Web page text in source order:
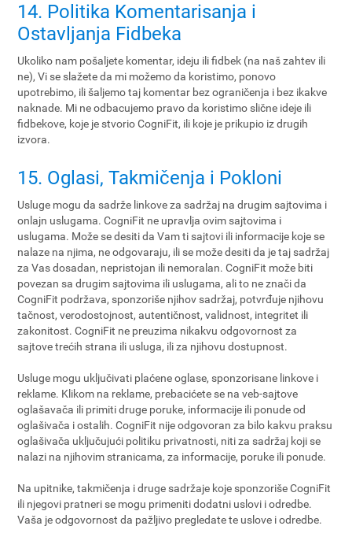
14. Politika Komentarisanja i
Ostavljanja Fidbeka
Ukoliko nam pošaljete komentar, ideju ili fidbek (na naš zahtev ili
ne), Vi se slažete da mi možemo da koristimo, ponovo
upotrebimo, ili šaljemo taj komentar bez ograničenja i bez ikakve
naknade. Mi ne odbacujemo pravo da koristimo slične ideje ili
fidbekove, koje je stvorio CogniFit, ili koje je prikupio iz drugih
izvora.
15. Oglasi, Takmičenja i Pokloni
Usluge mogu da sadrže linkove za sadržaj na drugim sajtovima i
onlajn uslugama. CogniFit ne upravlja ovim sajtovima i
uslugama. Može se desiti da Vam ti sajtovi ili informacije koje se
nalaze na njima, ne odgovaraju, ili se može desiti da je taj sadržaj
za Vas dosadan, nepristojan ili nemoralan. CogniFit može biti
povezan sa drugim sajtovima ili uslugama, ali to ne znači da
CogniFit podržava, sponzoriše njihov sadržaj, potvrđuje njihovu
tačnost, verodostojnost, autentičnost, validnost, integritet ili
zakonitost. CogniFit ne preuzima nikakvu odgovornost za
sajtove trećih strana ili usluga, ili za njihovu dostupnost.
Usluge mogu uključivati plaćene oglase, sponzorisane linkove i
reklame. Klikom na reklame, prebacićete se na veb-sajtove
oglašavača ili primiti druge poruke, informacije ili ponude od
oglašivača i ostalih. CogniFit nije odgovoran za bilo kakvu praksu
oglašivača uključujući politiku privatnosti, niti za sadržaj koji se
nalazi na njihovim stranicama, za informacije, poruke ili ponude.
Na upitnike, takmičenja i druge sadržaje koje sponzoriše CogniFit
ili njegovi pratneri se mogu primeniti dodatni uslovi i odredbe.
Vaša je odgovornost da pažljivo pregledate te uslove i odredbe.